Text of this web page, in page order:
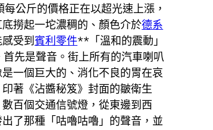
公斤的價格正在以超光速上漲，
撈起一坨濃稠的、顏色介於德系
受到賓利零件**「溫和的震動」
先是聲音。街上所有的汽車喇叭
一個巨大的、消化不良的胃在哀
著《沾醬秘笈》封面的皺衛生
百個交通信號燈，從東邊到西
了那種「咕嚕咕嚕」的聲音，並